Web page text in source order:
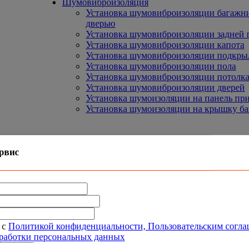
Шумовиброизоляция
Установка шумовиброизоляции
дверью
Установка шумовиброизоляции задней
Установка шумовиброизоляции капота
Установка шумовиброизоляции
Установка шумовиброизоляции пола
Установка шумовиброизоляции потолка
Установка шумовиброизоляции дверей
Установка шумоизоляции на панель
Установка шумоизоляции на крышку
Политикой конфиденциальности, Пользовательским
персональных данных